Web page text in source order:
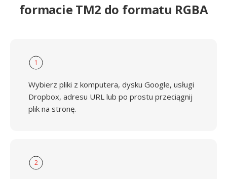
formacie TM2 do formatu RGBA
1
Wybierz pliki z komputera, dysku Google, usługi
Dropbox, adresu URL lub po prostu przeciągnij
plik na stronę.
2